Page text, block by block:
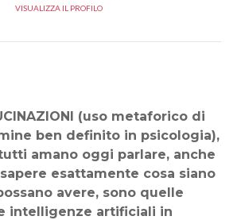
VISUALIZZA IL PROFILO
ben definito in psicologia),
amano oggi parlare, anche
esattamente cosa siano
avere, sono quelle
intelligenze artificiali in